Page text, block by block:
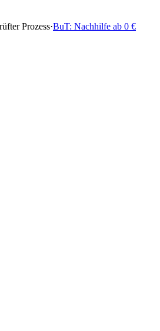
Prozess·BuT: Nachhilfe ab 0 €